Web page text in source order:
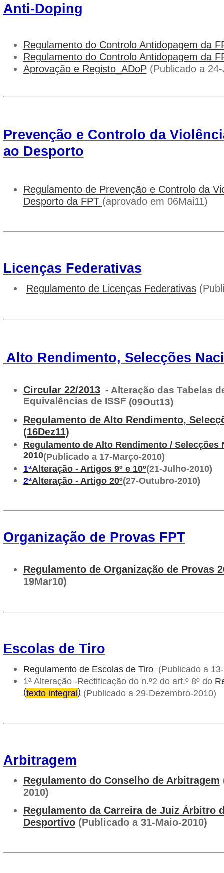
Anti-Doping
Regulamento do Controlo Antidopagem da
Regulamento do Controlo Antidopagem da
Aprovação e Registo_ADoP(Publicado a 24-
Prevenção e Controlo da
ao Desporto
Regulamento de Prevenção e Controlo da
Desporto da FPT (aprovado em 06Mai11)
Licenças Federativas
Regulamento de Licenças Federativas
Alto Rendimento, Selecções
Circular 22/2013- Alteração das Tabelas
Equivalências de ISSF (09Out13)
Regulamento de Alto Rendimento,
(16Dez11)
Regulamento de Alto Rendimento / Selecções
2010(Publicado a 17-Março-2010)
1ªAlteração - Artigos 9º e 10º(21-Julho-2010)
2ªAlteração - Artigo 20º(27-Outubro-2010)
Organização de Provas FPT
Regulamento de Organização de Provas
19Mar10)
Escolas de Tiro
Regulamento de Escolas de Tiro (Publicado a
1ª Alteração -Rectificação do n.º2 do art.º 8º do
(texto integral ) (Publicado a 29-Dezembro-2010)
Arbitragem
Regulamento do Conselho de Arbitragem
2010)
Regulamento da Carreira de Juiz Árbitro
Desportivo(Publicado a 31-Maio-2010)